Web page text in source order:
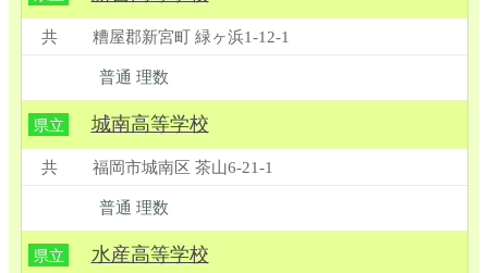
共 糟屋郡新宮町 緑ヶ浜1-12-1
普通 理数
県立 城南高等学校
共 福岡市城南区 茶山6-21-1
普通 理数
県立 水産高等学校